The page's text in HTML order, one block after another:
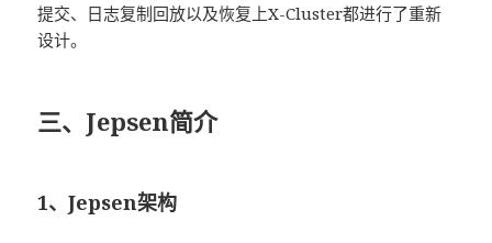
提交、日志复制回放以及恢复上X-Cluster都进行了重新
设计。
三、Jepsen简介
1、Jepsen架构